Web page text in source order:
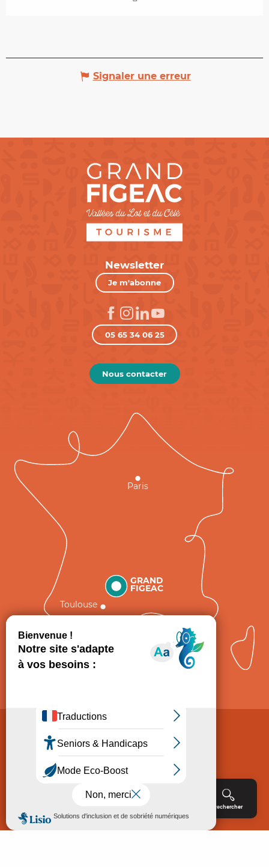
Rechercher
Signaler une erreur
Newsletter
Je m'abonne
05 65 34 06 25
Nous contacter
GRAND
FIGEAC
Toulouse
Paris
Politique de Protection des données
Consentement
Accessibilité : non conforme